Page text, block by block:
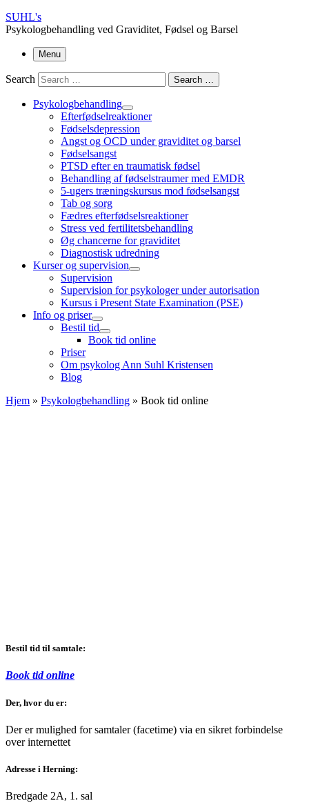
SUHL's
Psykologbehandling ved Graviditet, Fødsel og Barsel
Menu
Search Search …
Psykologbehandling
Efterfødselreaktioner
Fødselsdepression
Angst og OCD under graviditet og barsel
Fødselsangst
PTSD efter en traumatisk fødsel
Behandling af fødselstraumer med EMDR
5-ugers træningskursus mod fødselsangst
Tab og sorg
Fædres efterfødselsreaktioner
Stress ved fertilitetsbehandling
Øg chancerne for graviditet
Diagnostisk udredning
Kurser og supervision
Supervision
Supervision for psykologer under autorisation
Kursus i Present State Examination (PSE)
Info og priser
Bestil tid
Book tid online
Priser
Om psykolog Ann Suhl Kristensen
Blog
Hjem » Psykologbehandling » Book tid online
Bestil tid til samtale:
Book tid online
Der, hvor du er:
Der er mulighed for samtaler (facetime) via en sikret forbindelse
over internettet
Adresse i Herning:
Bredgade 2A, 1. sal